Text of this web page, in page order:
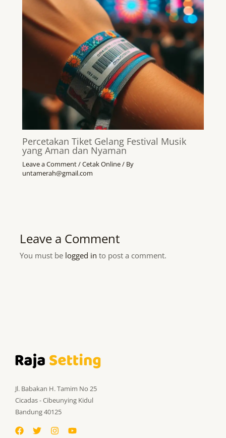
Percetakan Tiket Gelang Festival Musik
yang Aman dan Nyaman
Leave a Comment/Cetak Online/ By
untamerah@gmail.com
Leave a Comment
You must be logged in to post a comment.
Jl. Babakan H. Tamim No 25
Cicadas - Cibeunying Kidul
Bandung 40125